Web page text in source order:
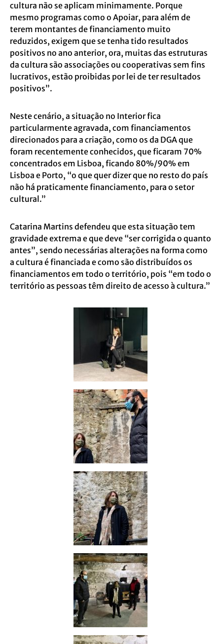
cultura não se aplicam minimamente. Porque
mesmo programas como o Apoiar, para além de
terem montantes de financiamento muito
reduzidos, exigem que se tenha tido resultados
positivos no ano anterior, ora, muitas das estruturas
da cultura são associações ou cooperativas sem fins
lucrativos, estão proibidas por lei de ter resultados
positivos”.
Neste cenário, a situação no Interior fica
particularmente agravada, com financiamentos
direcionados para a criação, como os da DGA que
foram recentemente conhecidos, que ficaram 70%
concentrados em Lisboa, ficando 80%/90% em
Lisboa e Porto, “o que quer dizer que no resto do país
não há praticamente financiamento, para o setor
cultural.”
Catarina Martins defendeu que esta situação tem
gravidade extrema e que deve “ser corrigida o quanto
antes”, sendo necessárias alterações na forma como
a cultura é financiada e como são distribuídos os
financiamentos em todo o território, pois “em todo o
território as pessoas têm direito de acesso à cultura.”